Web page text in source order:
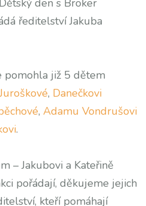
den s Broker
ředitelství Jakuba
pomohla již 5 dětem
, Danečkovi
, Adamu Vondrušovi
.
– Jakubovi a Kateřině
pořádají, děkujeme jejich
kteří pomáhají